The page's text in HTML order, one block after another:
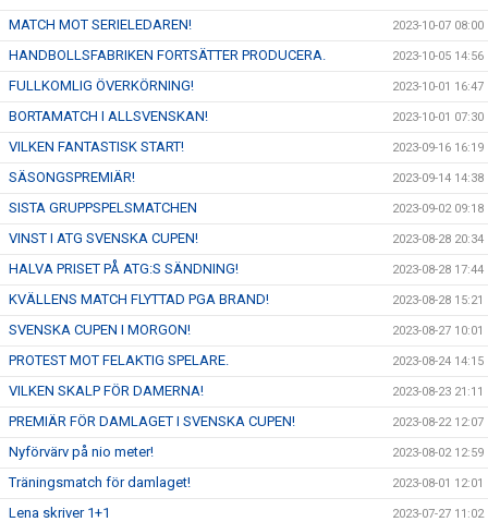
MATCH MOT SERIELEDAREN! 2023-10-07 08:00
HANDBOLLSFABRIKEN FORTSÄTTER PRODUCERA. 2023-10-05 14:56
FULLKOMLIG ÖVERKÖRNING! 2023-10-01 16:47
BORTAMATCH I ALLSVENSKAN! 2023-10-01 07:30
VILKEN FANTASTISK START! 2023-09-16 16:19
SÄSONGSPREMIÄR! 2023-09-14 14:38
SISTA GRUPPSPELSMATCHEN 2023-09-02 09:18
VINST I ATG SVENSKA CUPEN! 2023-08-28 20:34
HALVA PRISET PÅ ATG:S SÄNDNING! 2023-08-28 17:44
KVÄLLENS MATCH FLYTTAD PGA BRAND! 2023-08-28 15:21
SVENSKA CUPEN I MORGON! 2023-08-27 10:01
PROTEST MOT FELAKTIG SPELARE. 2023-08-24 14:15
VILKEN SKALP FÖR DAMERNA! 2023-08-23 21:11
PREMIÄR FÖR DAMLAGET I SVENSKA CUPEN! 2023-08-22 12:07
Nyförvärv på nio meter! 2023-08-02 12:59
Träningsmatch för damlaget! 2023-08-01 12:01
Lena skriver 1+1 2023-07-27 11:02